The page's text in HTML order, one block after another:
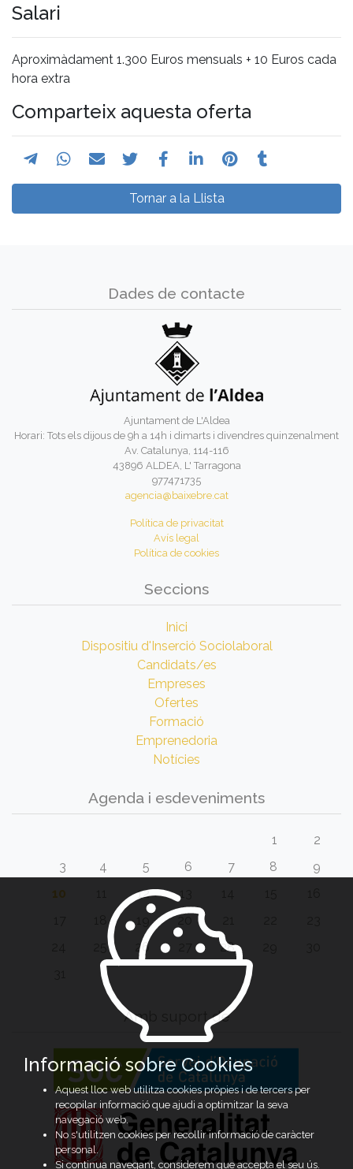
Salari
Aproximàdament 1.300 Euros mensuals + 10 Euros cada
hora extra
Comparteix aquesta oferta
Tornar a la Llista
Dades de contacte
Ajuntament de L'Aldea
Horari: Tots els dijous de 9h a 14h i dimarts i divendres quinzenalment
Av. Catalunya, 114-116
43896 ALDEA, L' Tarragona
977471735
agencia@baixebre.cat
Política de privacitat
Avís legal
Política de cookies
Seccions
Inici
Dispositiu d'Inserció Sociolaboral
Candidats/es
Empreses
Ofertes
Formació
Emprenedoria
Notícies
Agenda i esdeveniments
1
2
3
4 5 6 7 8
9
10
12 13
20
26 28
Amb suport de
Informació sobre Cookies
Aquest lloc web utilitza cookies pròpies i de tercers per
recopilar informació que ajudi a optimitzar la seva
navegació web.
No s'utilitzen cookies per recollir informació de caràcter
personal.
Si continua navegant, considerem que accepta el seu ús.